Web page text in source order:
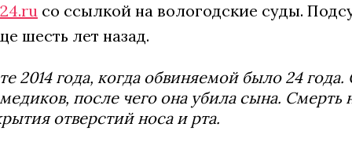
со ссылкой на вологодские суды.
шесть лет назад.
года, когда обвиняемой было 24
после чего она убила сына. Смерть
отверстий носа и рта.